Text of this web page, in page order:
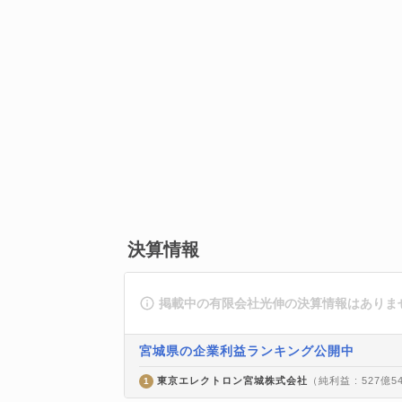
決算情報
掲載中の有限会社光伸の決算情報はありま
宮城県の企業利益ランキング公開中
1 東京エレクトロン宮城株式会社 （純利益 : 527億